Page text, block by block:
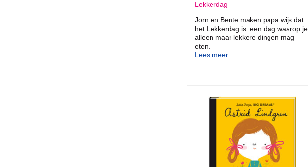
Lekkerdag
Jorn en Bente maken papa wijs dat
het Lekkerdag is: een dag waarop je
alleen maar lekkere dingen mag
eten.
Lees meer...